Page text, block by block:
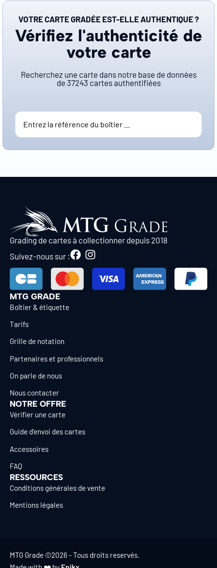
VOTRE CARTE GRADÉE EST-ELLE AUTHENTIQUE ?
Vérifiez l'authenticité de
votre carte
Recherchez une carte dans notre base de données
de 37243 cartes authentifiées
Grading de cartes à collectionner depuis 2018
Suivez-nous sur :
MTG GRADE
Boîtier & étiquette
Tarifs
Grille de notation
Partenaires et professionnels
On parle de nous
Nous contacter
NOTRE OFFRE
Vérifier une carte
Guide d’envoi des cartes
Accessoires
FAQ
RESSOURCES
Conditions générales de vente
Mentions légales
MTG Grade ©2026 - Tous droits reservés.